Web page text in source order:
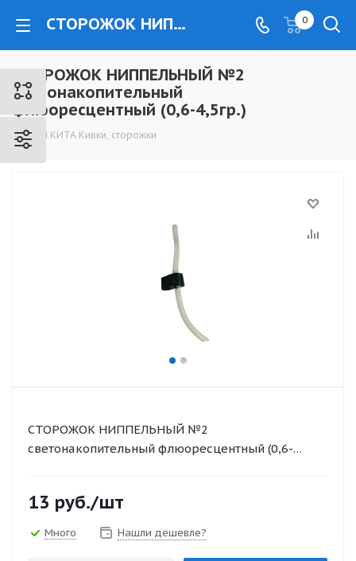
СТОРОЖОК НИППЕЛЬНЫЙ №2 светонакопительный флюоресцентный (0,6-4,5гр.) - www.kovrovec.ru 0
СТОРОЖОК НИППЕЛЬНЫЙ №2
светонакопительный
флюоресцентный (0,6-4,5гр.)
ТРИ КИТА Кивки, сторожки
СТОРОЖОК НИППЕЛЬНЫЙ №2
светонакопительный флюоресцентный (0,6-
13 руб./шт
Много Нашли дешевле?